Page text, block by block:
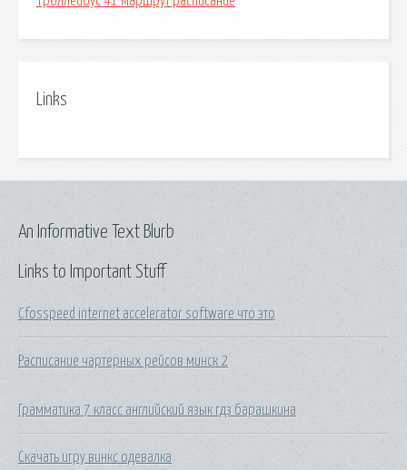
Links
Links to Important Stuff
Cfosspeed internet accelerator software что это
Расписание чартерных рейсов минск 2
Грамматика 7 класс английский язык гдз барашкина
Скачать игру винкс одевалка
An Informative Text Blurb